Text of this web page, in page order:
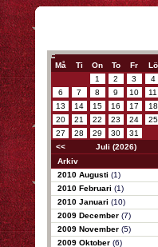
Må Ti On To Fr Lö
1
2 3 4
6
7 8 9 10 11
13
14 15 16 17 18
20
21 22 23 24 25
27
28 29 30
31
<<
Juli (2026)
Arkiv
2010 Augusti (1)
2010 Februari (1)
2010 Januari (10)
2009 December (7)
2009 November (5)
2009 Oktober (6)